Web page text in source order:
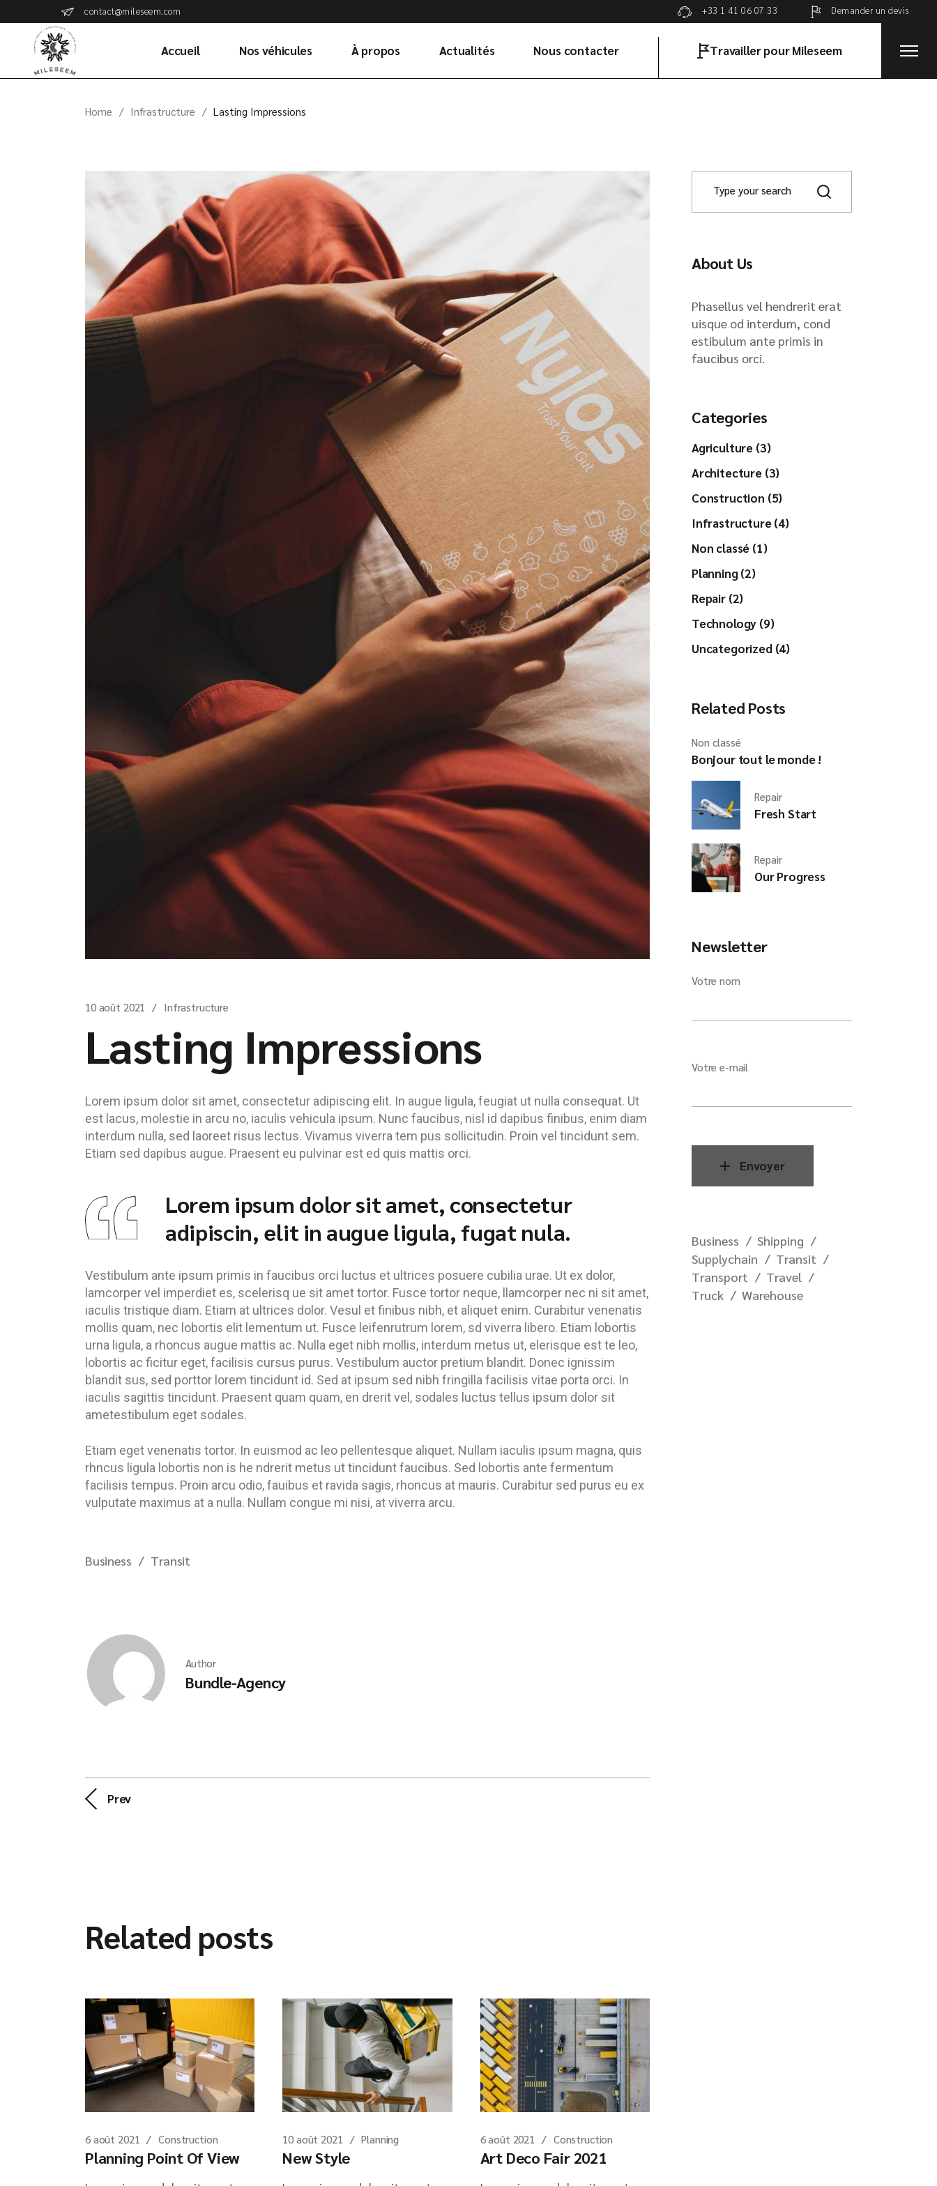
contact@mileseem.com +33 1 41 06 07 33 Demander un devis
Accueil Nos véhicules À propos Actualités Nous contacter Travailler pour Mileseem
Home Infrastructure Lasting Impressions
10 août 2021 Infrastructure
Lasting Impressions
Lorem ipsum dolor sit amet, consectetur adipiscing elit. In augue ligula, feugiat ut nulla consequat. Ut
est lacus, molestie in arcu no, iaculis vehicula ipsum. Nunc faucibus, nisl id dapibus finibus, enim diam
interdum nulla, sed laoreet risus lectus. Vivamus viverra tem pus sollicitudin. Proin vel tincidunt sem.
Etiam sed dapibus augue. Praesent eu pulvinar est ed quis mattis orci.
Lorem ipsum dolor sit amet, consectetur
adipiscin, elit in augue ligula, fugat nula.
Vestibulum ante ipsum primis in faucibus orci luctus et ultrices posuere cubilia urae. Ut ex dolor,
lamcorper vel imperdiet es, scelerisq ue sit amet tortor. Fusce tortor neque, llamcorper nec ni sit amet,
iaculis tristique diam. Etiam at ultrices dolor. Vesul et finibus nibh, et aliquet enim. Curabitur venenatis
mollis quam, nec lobortis elit lementum ut. Fusce leifenrutrum lorem, sd viverra libero. Etiam lobortis
urna ligula, a rhoncus augue mattis ac. Nulla eget nibh mollis, interdum metus ut, elerisque est te leo,
lobortis ac ficitur eget, facilisis cursus purus. Vestibulum auctor pretium blandit. Donec ignissim
blandit sus, sed porttor lorem tincidunt id. Sed at ipsum sed nibh fringilla facilisis vitae porta orci. In
iaculis sagittis tincidunt. Praesent quam quam, en drerit vel, sodales luctus tellus ipsum dolor sit
ametestibulum eget sodales.
Etiam eget venenatis tortor. In euismod ac leo pellentesque aliquet. Nullam iaculis ipsum magna, quis
rhncus ligula lobortis non is he ndrerit metus ut tincidunt faucibus. Sed lobortis ante fermentum
facilisis tempus. Proin arcu odio, fauibus et ravida sagis, rhoncus at mauris. Curabitur sed purus eu ex
vulputate maximus at a nulla. Nullam congue mi nisi, at viverra arcu.
Business Transit
Author
Bundle-Agency
Prev
Related posts
6 août 2021 Construction
Planning Point Of View
10 août 2021 Planning
New Style
6 août 2021 Construction
Art Deco Fair 2021
About Us
Phasellus vel hendrerit erat
uisque od interdum, cond
estibulum ante primis in
faucibus orci.
Categories
Agriculture (3)
Architecture (3)
Construction (5)
Infrastructure (4)
Non classé (1)
Planning (2)
Repair (2)
Technology (9)
Uncategorized (4)
Related Posts
Non classé
Bonjour tout le monde !
Repair
Fresh Start
Repair
Our Progress
Newsletter
Votre nom
Votre e-mail
Envoyer
Business
Shipping
Supplychain
Transit
Transport
Travel
Truck
Warehouse